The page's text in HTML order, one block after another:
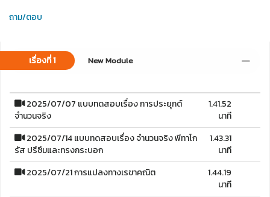
ถาม/ตอบ
เรื่องที่ 1 New Module
2025/07/07 แบบทดสอบเรื่อง การประยุกต์
จำนวนจริง
1.41.52
นาที
2025/07/14 แบบทดสอบเรื่อง จำนวนจริง พีทาโก
รัส ปรึซึมและทรงกระบอก
1.43.31
นาที
2025/07/21 การแปลงทางเรขาคณิต
1.44.19
นาที